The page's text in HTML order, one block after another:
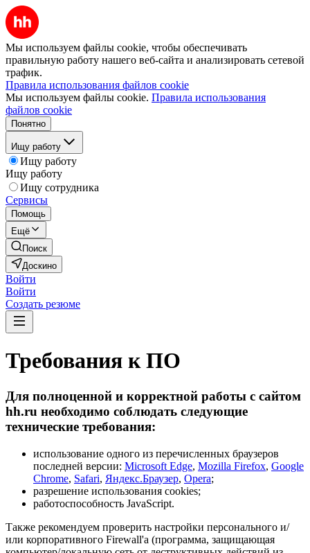
Мы используем файлы cookie, чтобы обеспечивать
правильную работу нашего веб-сайта и анализировать сетевой
трафик.
Правила использования файлов cookie
Мы используем файлы cookie. Правила использования
файлов cookie
Понятно
Ищу работу
Ищу работу
Ищу работу
Ищу сотрудника
Сервисы
Помощь
Ещё
Поиск
Доскино
Войти
Войти
Создать резюме
Требования к ПО
Для полноценной и корректной работы с сайтом
hh.ru необходимо соблюдать следующие
технические требования:
использование одного из перечисленных браузеров
последней версии: Microsoft Edge, Mozilla Firefox, Google
Chrome, Safari, Яндекс.Браузер, Opera;
разрешение использования cookies;
работоспособность JavaScript.
Также рекомендуем проверить настройки персонального и/
или корпоративного Firewall'a (программа, защищающая